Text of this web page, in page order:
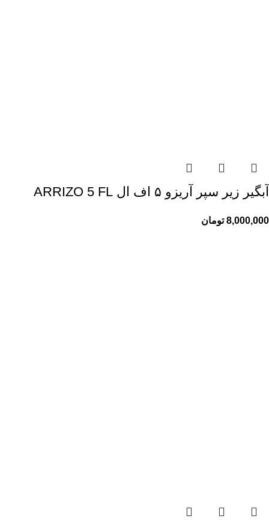
آبگیر زیر سپر آریزو ۵ اف ال ARRIZO 5 FL
8,000,000 تومان